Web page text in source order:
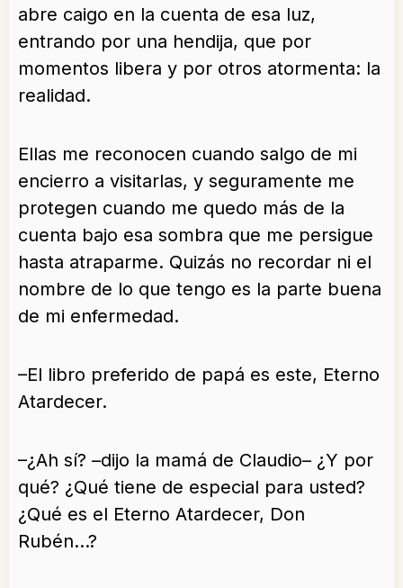
abre caigo en la cuenta de esa luz,
entrando por una hendija, que por
momentos libera y por otros atormenta: la
realidad.
Ellas me reconocen cuando salgo de mi
encierro a visitarlas, y seguramente me
protegen cuando me quedo más de la
cuenta bajo esa sombra que me persigue
hasta atraparme. Quizás no recordar ni el
nombre de lo que tengo es la parte buena
de mi enfermedad.
–El libro preferido de papá es este, Eterno
Atardecer.
–¿Ah sí? –dijo la mamá de Claudio– ¿Y por
qué? ¿Qué tiene de especial para usted?
¿Qué es el Eterno Atardecer, Don
Rubén…?